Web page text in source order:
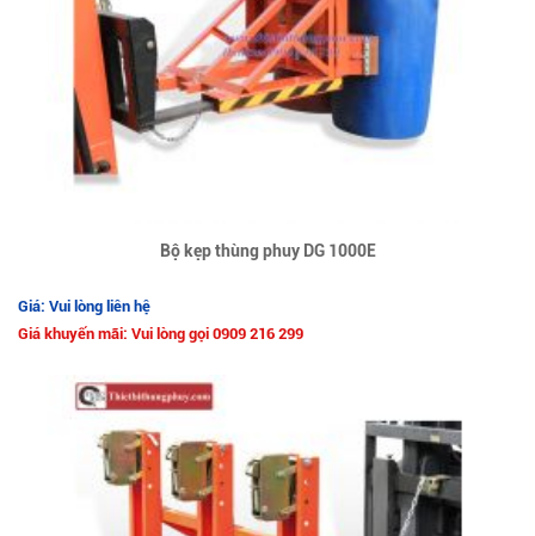
Bộ kẹp thùng phuy DG 1000E
Giá: Vui lòng liên hệ
Giá khuyến mãi: Vui lòng gọi 0909 216 299